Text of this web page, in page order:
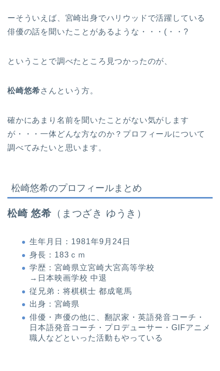
ーそういえば、宮崎出身でハリウッドで活躍している
俳優の話を聞いたことがあるような・・・(・・?
ということで調べたところ見つかったのが、
松崎悠希さんという方。
確かにあまり名前を聞いたことがない気がします
が・・・一体どんな方なのか？プロフィールについて
調べてみたいと思います。
松崎悠希のプロフィールまとめ
松崎 悠希 （まつざき ゆうき）
生年月日：1981年9月24日
身長：183ｃｍ
学歴：宮崎県立宮崎大宮高等学校
→日本映画学校 中退
従兄弟：将棋棋士 都成竜馬
出身：宮崎県
俳優・声優の他に、翻訳家・英語発音コーチ・
日本語発音コーチ・プロデューサー・GIFアニメ
職人などといった活動もやっている